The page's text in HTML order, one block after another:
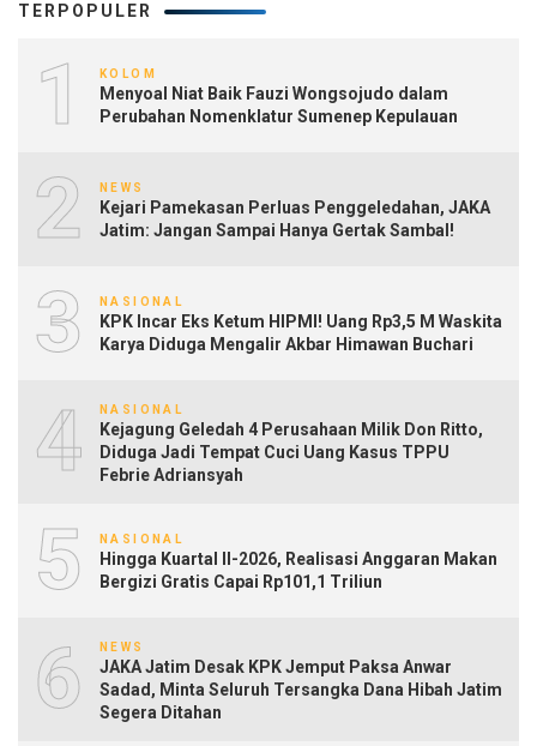
TERPOPULER
1 KOLOM
Menyoal Niat Baik Fauzi Wongsojudo dalam
Perubahan Nomenklatur Sumenep Kepulauan
2 NEWS
Kejari Pamekasan Perluas Penggeledahan, JAKA
Jatim: Jangan Sampai Hanya Gertak Sambal!
3 NASIONAL
KPK Incar Eks Ketum HIPMI! Uang Rp3,5 M Waskita
Karya Diduga Mengalir Akbar Himawan Buchari
4 NASIONAL
Kejagung Geledah 4 Perusahaan Milik Don Ritto,
Diduga Jadi Tempat Cuci Uang Kasus TPPU
Febrie Adriansyah
5 NASIONAL
Hingga Kuartal II-2026, Realisasi Anggaran Makan
Bergizi Gratis Capai Rp101,1 Triliun
6 NEWS
JAKA Jatim Desak KPK Jemput Paksa Anwar
Sadad, Minta Seluruh Tersangka Dana Hibah Jatim
Segera Ditahan